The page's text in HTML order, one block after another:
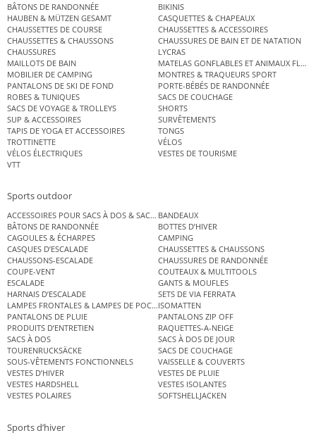
BÂTONS DE RANDONNÉE
BIKINIS
HAUBEN & MÜTZEN GESAMT
CASQUETTES & CHAPEAUX
CHAUSSETTES DE COURSE
CHAUSSETTES & ACCESSOIRES
CHAUSSETTES & CHAUSSONS
CHAUSSURES DE BAIN ET DE NATATION
CHAUSSURES
LYCRAS
MAILLOTS DE BAIN
MATELAS GONFLABLES ET ANIMAUX
MOBILIER DE CAMPING
MONTRES & TRAQUEURS SPORT
PANTALONS DE SKI DE FOND
PORTE-BÉBÉS DE RANDONNÉE
ROBES & TUNIQUES
SACS DE COUCHAGE
SACS DE VOYAGE & TROLLEYS
SHORTS
SUP & ACCESSOIRES
SURVÊTEMENTS
TAPIS DE YOGA ET ACCESSOIRES
TONGS
TROTTINETTE
VÉLOS
VÉLOS ÉLECTRIQUES
VESTES DE TOURISME
VTT
Sports outdoor
ACCESSOIRES POUR SACS À DOS & SACS ÉTANCHES
BANDEAUX
BÂTONS DE RANDONNÉE
BOTTES D’HIVER
CAGOULES & ÉCHARPES
CAMPING
CASQUES D’ESCALADE
CHAUSSETTES & CHAUSSONS
CHAUSSONS-ESCALADE
CHAUSSURES DE RANDONNÉE
COUPE-VENT
COUTEAUX & MULTITOOLS
ESCALADE
GANTS & MOUFLES
HARNAIS D’ESCALADE
SETS DE VIA FERRATA
LAMPES FRONTALES & LAMPES DE POCHEISOMATTEN
PANTALONS DE PLUIE
PANTALONS ZIP OFF
PRODUITS D’ENTRETIEN
RAQUETTES-A-NEIGE
SACS À DOS
SACS À DOS DE JOUR
TOURENRUCKSÄCKE
SACS DE COUCHAGE
SOUS-VÊTEMENTS FONCTIONNELS
VAISSELLE & COUVERTS
VESTES D’HIVER
VESTES DE PLUIE
VESTES HARDSHELL
VESTES ISOLANTES
VESTES POLAIRES
SOFTSHELLJACKEN
Sports d’hiver